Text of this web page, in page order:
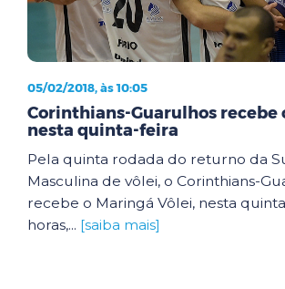
05/02/2018, às 10:05
Corinthians-Guarulhos recebe
nesta quinta-feira
Pela quinta rodada do returno da
Masculina de vôlei, o Corinthians-
recebe o Maringá Vôlei, nesta
horas,... [saiba mais]